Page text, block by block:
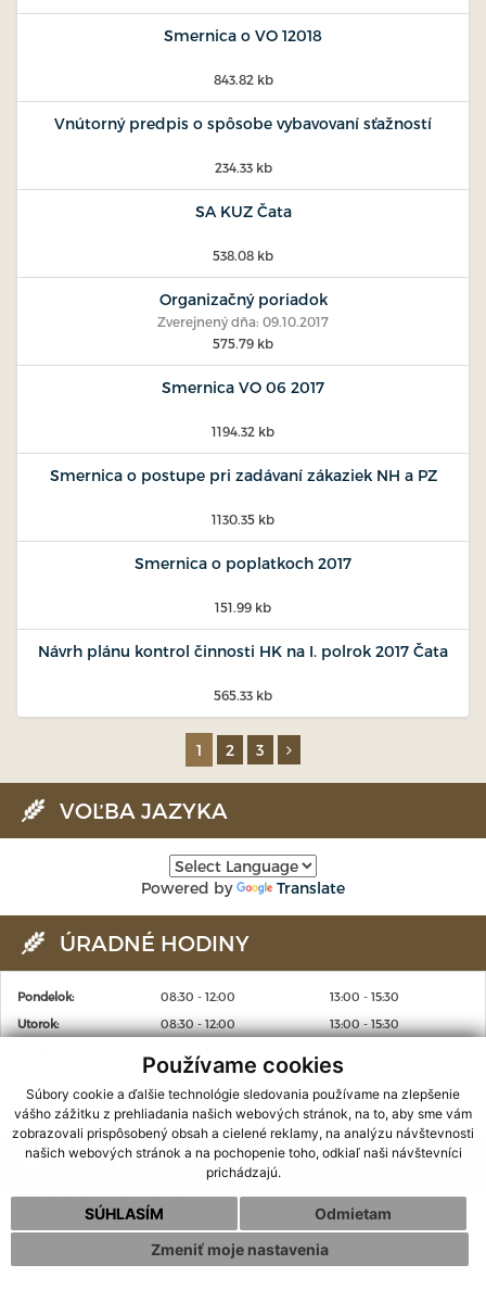
Používame cookies
Súbory cookie a ďalšie technológie sledovania používame na zlepšenie
vášho zážitku z prehliadania našich webových stránok, na to, aby sme vám
zobrazovali prispôsobený obsah a cielené reklamy, na analýzu návštevnosti
našich webových stránok a na pochopenie toho, odkiaľ naši návštevníci
prichádzajú.
SÚHLASÍM
Odmietam
Zmeniť moje nastavenia
Smernica o VO 12018
843.82 kb
Vnútorný predpis o spôsobe vybavovaní sťažností
234.33 kb
SA KUZ Čata
538.08 kb
Organizačný poriadok
Zverejnený dňa: 09.10.2017
575.79 kb
Smernica VO 06 2017
1194.32 kb
Smernica o postupe pri zadávaní zákaziek NH a PZ
1130.35 kb
Smernica o poplatkoch 2017
151.99 kb
Návrh plánu kontrol činnosti HK na I. polrok 2017 Čata
565.33 kb
1 2 3
VOĽBA JAZYKA
Powered by Translate
ÚRADNÉ HODINY
Pondelok: 08:30 - 12:00
13:00 - 15:30
Utorok:
08:30 - 12:00
13:00 - 15:30
nestránkový deň
Piatok:
08:00 - 12:00
EURÓPA PRE OBČANOV